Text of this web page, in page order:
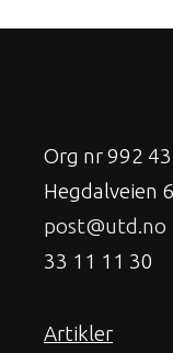
Org nr 992
Hegdalveien
post@utd.no
33 11 11 30
Artikler